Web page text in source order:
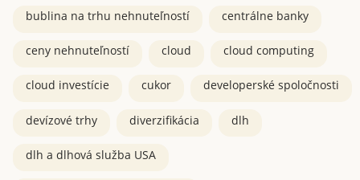
bublina na trhu nehnuteľností centrálne banky
ceny nehnuteľností cloud cloud computing
cloud investície cukor developerské spoločnosti
devízové trhy diverzifikácia dlh
dlh a dlhová služba USA